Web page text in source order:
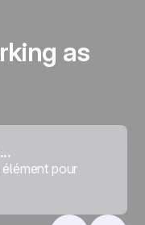
as
pour